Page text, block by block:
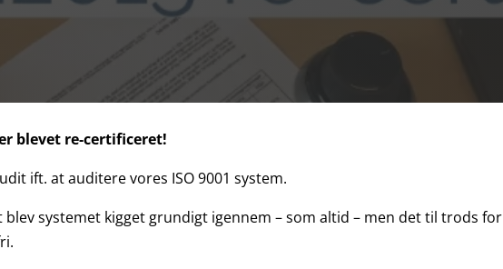
blevet re-certificeret!
ift. at auditere vores ISO 9001 system.
blev systemet kigget grundigt igennem – som altid – men det til trods